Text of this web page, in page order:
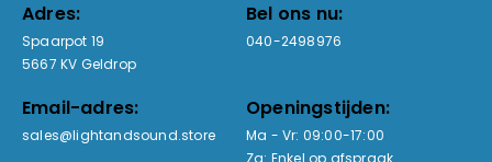
Adres:
Spaarpot 19
5667 KV Geldrop
Bel ons nu:
040-2498976
Email-adres:
sales@lightandsound.store
Openingstijden:
Ma - Vr: 09:00-17:00